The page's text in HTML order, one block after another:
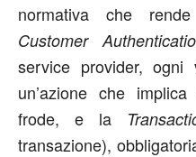
normativa che
Customer
service provider, ogni
un’azione che
frode, e la
transazione),